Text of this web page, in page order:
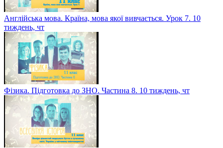
Англійська мова. Країна, мова якої вивчається. Урок 7. 10
тиждень, чт
Фізика. Підготовка до ЗНО. Частина 8. 10 тиждень, чт